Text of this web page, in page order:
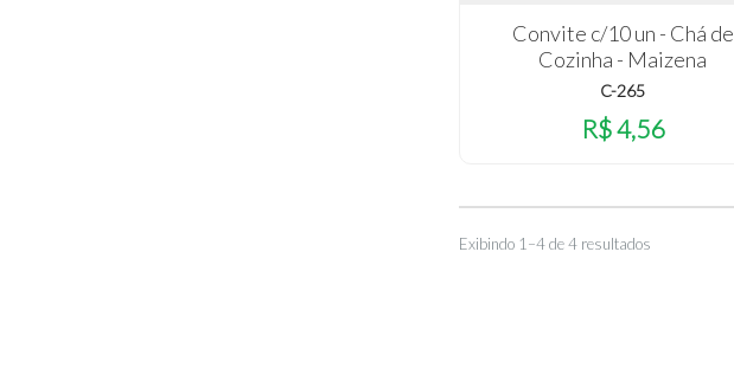
Convite c/10 un - Chá de
Cozinha - Maizena
C-265
R$ 4,56
Exibindo 1–4 de 4 resultados